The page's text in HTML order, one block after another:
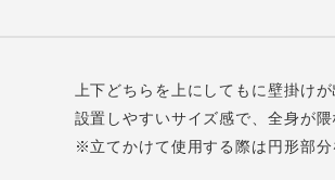
上下どちらを上にしてもに壁掛け
設置しやすいサイズ感で、全身が
※立てかけて使用する際は円形部分